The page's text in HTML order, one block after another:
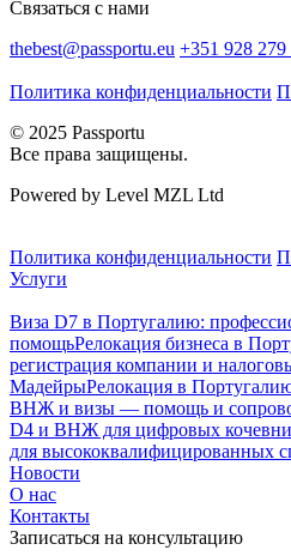
Связаться с нами
thebest@passportu.eu +351 928 279
Политика конфиденциальности
© 2025 Passportu
Все права защищены.
Powered by Level MZL Ltd
Политика конфиденциальности
Услуги
Виза D7 в Португалию:
помощьРелокация бизнеса в
регистрация компании и
МадейрыРелокация в
ВНЖ и визы — помощь и
D4 и ВНЖ для цифровых
для высококвалифицированных
Новости
О нас
Контакты
Записаться на консультацию